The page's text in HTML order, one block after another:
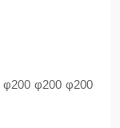
φ200 φ200 φ200